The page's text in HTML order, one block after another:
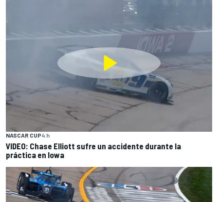
NASCAR CUP4 h
VIDEO: Chase Elliott sufre un accidente durante la
práctica en Iowa